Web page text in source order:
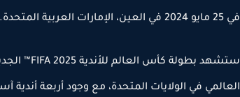
في 25 مايو 2024 في العين، الإمارات العربية المتحدة. (تصوير: فرانسوا نيل/جيتي إيماجز)
العالمي في الولايات المتحدة، مع وجود أربعة أندية